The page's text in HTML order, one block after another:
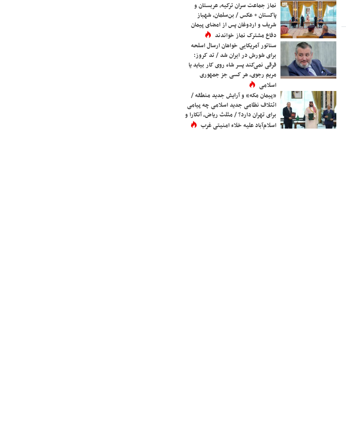
نماز جماعت سران ترکیه، عربستان و
پاکستان + عکس / بن‌سلمان، شهباز
شریف و اردوغان پس از امضای پیمان
دفاع مشترک نماز خواندند
سناتور آمریکایی خواهان ارسال اسلحه
برای شورش در ایران شد / تد کروز:
فرقی نمی‌کند پسر شاه روی کار بیاید یا
مریم رجوی، هر کسی جز جمهوری
اسلامی
«پیمان مکه» و آرایش جدید منطقه /
ائتلاف نظامی جدید اسلامی چه پیامی
برای تهران دارد؟ / مثلث ریاض، آنکارا و
اسلام‌آباد علیه خلاء امنیتی غرب